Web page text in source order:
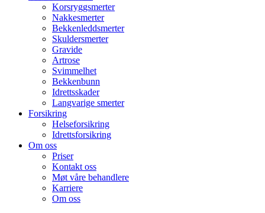
Korsryggsmerter
Nakkesmerter
Bekkenleddsmerter
Skuldersmerter
Gravide
Artrose
Svimmelhet
Bekkenbunn
Idrettsskader
Langvarige smerter
Forsikring
Helseforsikring
Idrettsforsikring
Om oss
Priser
Kontakt oss
Møt våre behandlere
Karriere
Om oss